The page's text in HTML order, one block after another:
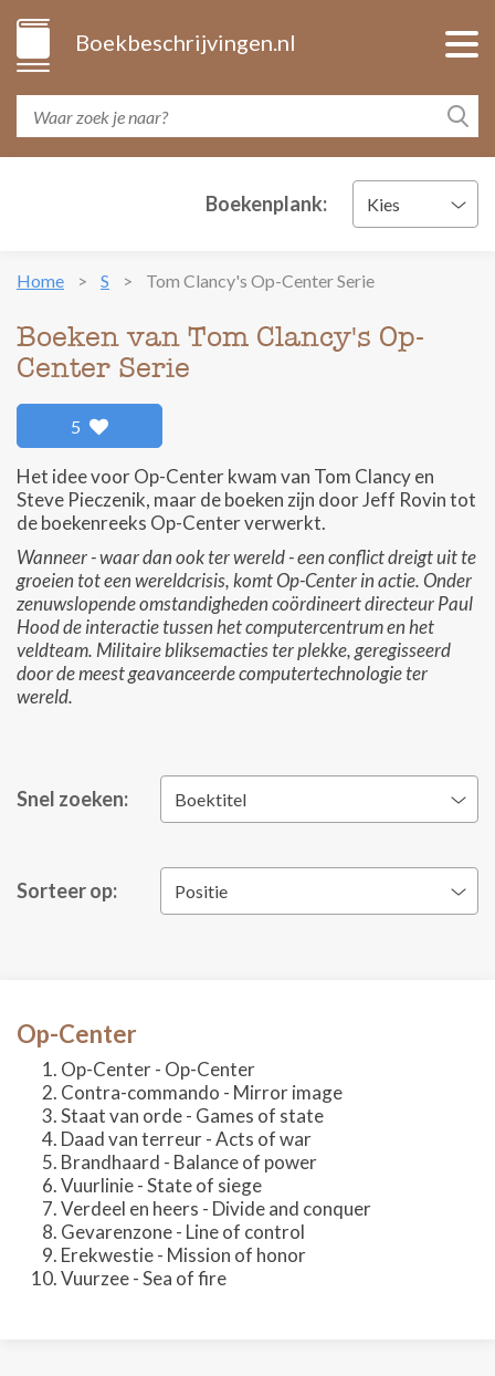
Boekbeschrijvingen.nl
Boekenplank: Kies
Home S Tom Clancy's Op-Center Serie
Boeken van Tom Clancy's Op-
Center Serie
5
Het idee voor Op-Center kwam van Tom Clancy en
Steve Pieczenik, maar de boeken zijn door Jeff Rovin tot
de boekenreeks Op-Center verwerkt.
Wanneer - waar dan ook ter wereld - een conflict dreigt uit te
groeien tot een wereldcrisis, komt Op-Center in actie. Onder
zenuwslopende omstandigheden coördineert directeur Paul
Hood de interactie tussen het computercentrum en het
veldteam. Militaire bliksemacties ter plekke, geregisseerd
door de meest geavanceerde computertechnologie ter
wereld.
Snel zoeken: Boektitel
Sorteer op: Positie
Op-Center
Op-Center - Op-Center
Contra-commando - Mirror image
Staat van orde - Games of state
Daad van terreur - Acts of war
Brandhaard - Balance of power
Vuurlinie - State of siege
Verdeel en heers - Divide and conquer
Gevarenzone - Line of control
Erekwestie - Mission of honor
Vuurzee - Sea of fire